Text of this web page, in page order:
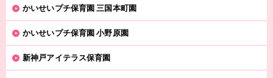
かいせいプチ保育園 三国本町園
かいせいプチ保育園 小野原園
新神戸アイテラス保育園